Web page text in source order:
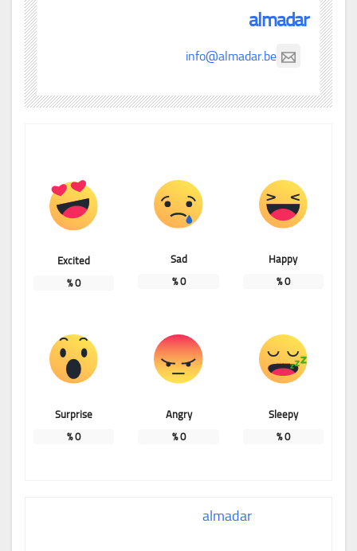
almadar
info@almadar.be
Happy
0
%
Sad
0
%
Excited
0
%
Sleepy
0
%
Angry
0
%
Surprise
0
%
almadar